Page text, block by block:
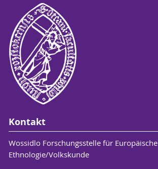
Kontakt
Wossidlo Forschungsstelle für Europäische
Ethnologie/Volkskunde